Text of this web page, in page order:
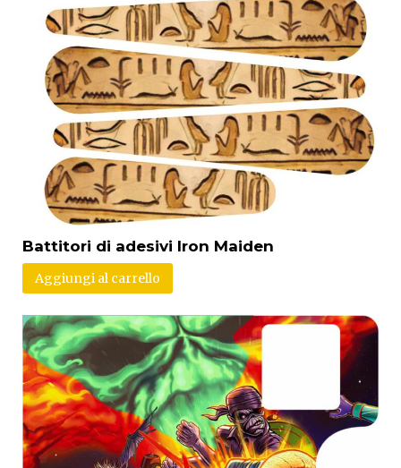
Battitori di adesivi Iron Maiden
Aggiungi al carrello